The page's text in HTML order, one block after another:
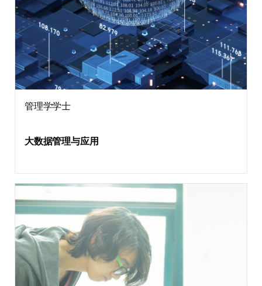
管理学学士
大数据管理与应用